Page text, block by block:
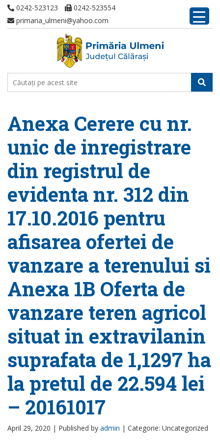
0242-523123
0242-523554
primaria_ulmeni@yahoo.com
Anexa Cerere cu nr.
unic de inregistrare
din registrul de
evidenta nr. 312 din
17.10.2016 pentru
afisarea ofertei de
vanzare a terenului si
Anexa 1B Oferta de
vanzare teren agricol
situat in extravilanin
suprafata de 1,1297 ha
la pretul de 22.594 lei
– 20161017
April 29, 2020 | Published by admin | Categorie: Uncategorized